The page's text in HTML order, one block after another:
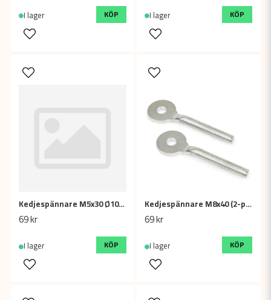
I lager KÖP I lager KÖP
Kedjespännare M5x30 Ø10mm (2-pack)
69 kr
I lager KÖP
Kedjespännare M8x40 (2-pack)
69 kr
I lager KÖP